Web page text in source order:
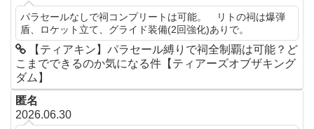
パラセールなしで祠コンプリートは可能。 リトの祠は爆弾
盾、ロケット立て、グライド装備(2回強化)ありで。
【ティアキン】パラセール縛りで祠全制覇は可能？ど
こまでできるのか気になる件【ティアーズオブザキング
ダム】
匿名
2026.06.30